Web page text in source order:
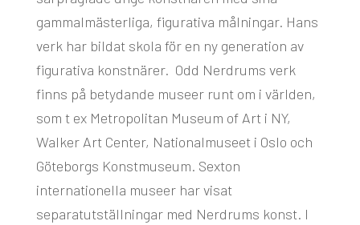
gammalmästerliga, figurativa målningar. Hans
verk har bildat skola för en ny generation av
figurativa konstnärer. Odd Nerdrums verk
finns på betydande museer runt om i världen,
som t ex Metropolitan Museum of Art i NY,
Walker Art Center, Nationalmuseet i Oslo och
Göteborgs Konstmuseum. Sexton
internationella museer har visat
separatutställningar med Nerdrums konst. I